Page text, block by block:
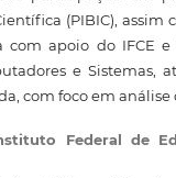
(PIBIC), assim
com apoio do IFCE e
e Sistemas,
com foco em análise
Federal de